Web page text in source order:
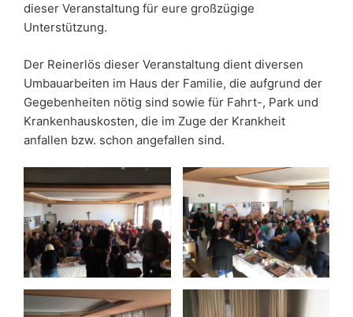
dieser Veranstaltung für eure großzügige
Unterstützung.
Der Reinerlös dieser Veranstaltung dient diversen
Umbauarbeiten im Haus der Familie, die aufgrund der
Gegebenheiten nötig sind sowie für Fahrt-, Park und
Krankenhauskosten, die im Zuge der Krankheit
anfallen bzw. schon angefallen sind.